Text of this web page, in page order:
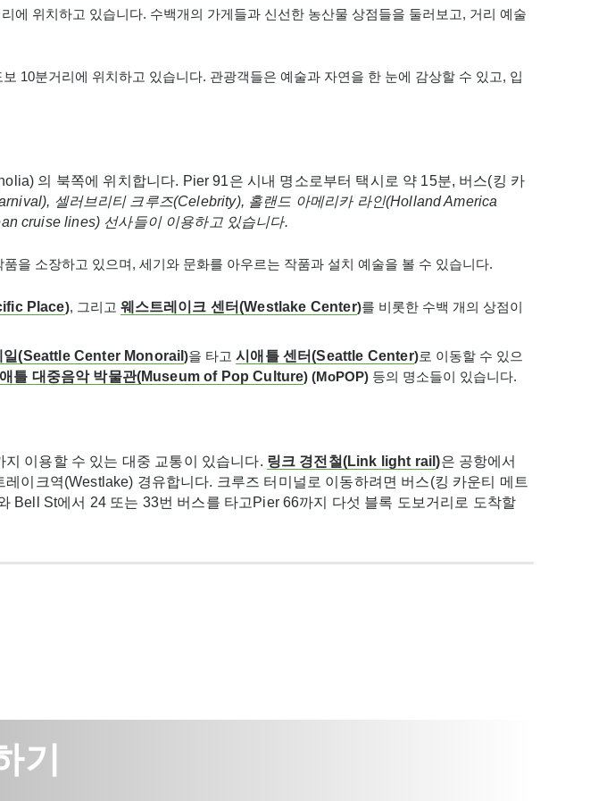
에 위치하고 있습니다. 수백개의 가게들과 신선한 농산물 상점들을 둘러보고, 거리 예술
10분거리에 위치하고 있습니다. 관광객들은 예술과 자연을 한 눈에 감상할 수 있고, 입
의 북쪽에 위치합니다. Pier 91은 시내 명소로부터 택시로 약 15분, 버스(킹 카
셀러브리티 크루즈(Celebrity), 홀랜드 아메리카 라인(Holland America
cruise lines) 선사들이 이용하고 있습니다.
을 소장하고 있으며, 세기와 문화를 아우르는 작품과 설치 예술을 볼 수 있습니다.
Place), 그리고 웨스트레이크 센터(Westlake Center)를 비롯한 수백 개의 상점이
일(Seattle Center Monorail)을 타고시애틀 센터(Seattle Center)로 이동할 수 있으
틀 대중음악 박물관(Museum of Pop Culture) (MoPOP) 등의 명소들이 있습니다.
이용할 수 있는 대중 교통이 있습니다. 링크 경전철(Link light rail)은 공항에서
이크역(Westlake) 경유합니다. 크루즈 터미널로 이동하려면 버스(킹 카운티 메트
Bell St에서 24 또는 33번 버스를 타고Pier 66까지 다섯 블록 도보거리로 도착할
기